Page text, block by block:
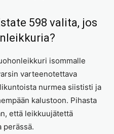
598 valita, jos
isommalle
varteenotettava
nurmea siististi ja
kalustoon. Pihasta
että leikkuujätettä
perässä.